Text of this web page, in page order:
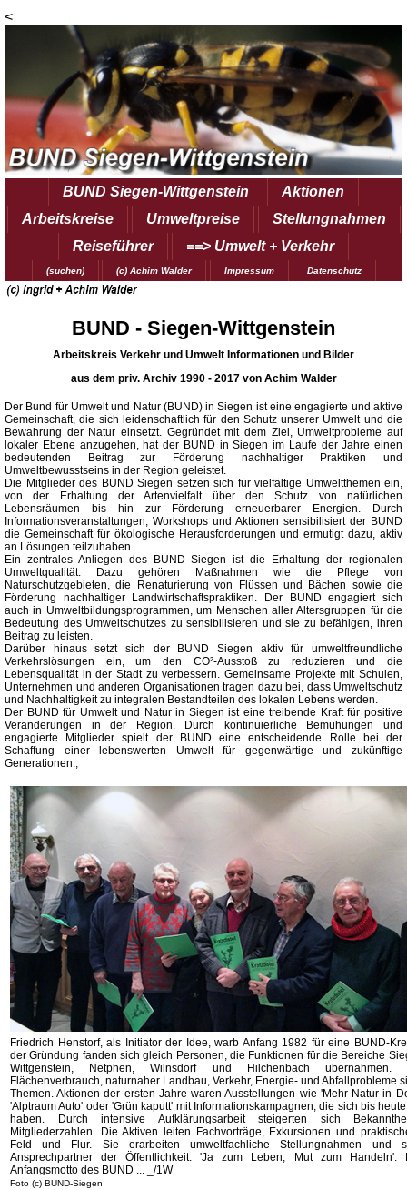
<
BUND Siegen-Wittgenstein
Aktionen
Arbeitskreise
Umweltpreise
Stellungnahmen
Reiseführer
==> Umwelt + Verkehr
(suchen) (c) Achim Walder Impressum Datenschutz
BUND - Siegen-Wittgenstein
Arbeitskreis Verkehr und Umwelt Informationen und Bilder
aus dem priv. Archiv 1990 - 2017 von Achim Walder
Der Bund für Umwelt und Natur (BUND) in Siegen ist eine engagierte und aktive
Gemeinschaft, die sich leidenschaftlich für den Schutz unserer Umwelt und die
Bewahrung der Natur einsetzt. Gegründet mit dem Ziel, Umweltprobleme auf
lokaler Ebene anzugehen, hat der BUND in Siegen im Laufe der Jahre einen
bedeutenden Beitrag zur Förderung nachhaltiger Praktiken und
Umweltbewusstseins in der Region geleistet.
Die Mitglieder des BUND Siegen setzen sich für vielfältige Umweltthemen ein,
von der Erhaltung der Artenvielfalt über den Schutz von natürlichen
Lebensräumen bis hin zur Förderung erneuerbarer Energien. Durch
Informationsveranstaltungen, Workshops und Aktionen sensibilisiert der BUND
die Gemeinschaft für ökologische Herausforderungen und ermutigt dazu, aktiv
an Lösungen teilzuhaben.
Ein zentrales Anliegen des BUND Siegen ist die Erhaltung der regionalen
Umweltqualität. Dazu gehören Maßnahmen wie die Pflege von
Naturschutzgebieten, die Renaturierung von Flüssen und Bächen sowie die
Förderung nachhaltiger Landwirtschaftspraktiken. Der BUND engagiert sich
auch in Umweltbildungsprogrammen, um Menschen aller Altersgruppen für die
Bedeutung des Umweltschutzes zu sensibilisieren und sie zu befähigen, ihren
Beitrag zu leisten.
Darüber hinaus setzt sich der BUND Siegen aktiv für umweltfreundliche
Verkehrslösungen ein, um den CO²-Ausstoß zu reduzieren und die
Lebensqualität in der Stadt zu verbessern. Gemeinsame Projekte mit Schulen,
Unternehmen und anderen Organisationen tragen dazu bei, dass Umweltschutz
und Nachhaltigkeit zu integralen Bestandteilen des lokalen Lebens werden.
Der BUND für Umwelt und Natur in Siegen ist eine treibende Kraft für positive
Veränderungen in der Region. Durch kontinuierliche Bemühungen und
engagierte Mitglieder spielt der BUND eine entscheidende Rolle bei der
Schaffung einer lebenswerten Umwelt für gegenwärtige und zukünftige
Generationen.;
Friedrich Henstorf, als Initiator der Idee, warb Anfang 1982 für eine BUND-
der Gründung fanden sich gleich Personen, die Funktionen für die Bereiche
Wittgenstein, Netphen, Wilnsdorf und Hilchenbach übernahmen.
Flächenverbrauch, naturnaher Landbau, Verkehr, Energie- und Abfallprobleme
Themen. Aktionen der ersten Jahre waren Ausstellungen wie 'Mehr Natur in
'Alptraum Auto' oder 'Grün kaputt' mit Informationskampagnen, die sich bis
haben. Durch intensive Aufklärungsarbeit steigerten sich
Mitgliederzahlen. Die Aktiven leiten Fachvorträge, Exkursionen und
Feld und Flur. Sie erarbeiten umweltfachliche Stellungnahmen und
Ansprechpartner der Öffentlichkeit. 'Ja zum Leben, Mut zum
Anfangsmotto des BUND ... _/1W
Foto (c) BUND-Siegen